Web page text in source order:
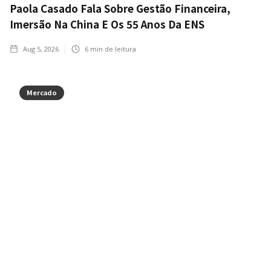
Paola Casado Fala Sobre Gestão Financeira,
Imersão Na China E Os 55 Anos Da ENS
Aug 5, 2026 6 min de leitura
Mercado